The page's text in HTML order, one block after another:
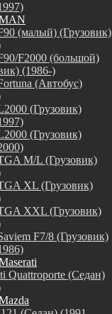
(малый) (Грузовик)
F2000 (большой)
(1986-)
(Автобус)
(Грузовик)
(Грузовик)
M/L (Грузовик)
XL (Грузовик)
XXL (Грузовик)
F7/8 (Грузовик)
Quattroporte (Седан)